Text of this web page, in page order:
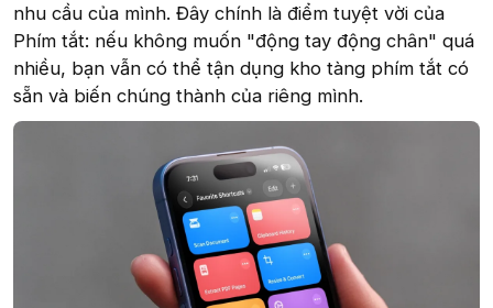
nhu cầu của mình. Đây chính là điểm tuyệt vời của
Phím tắt: nếu không muốn "động tay động chân" quá
nhiều, bạn vẫn có thể tận dụng kho tàng phím tắt có
sẵn và biến chúng thành của riêng mình.